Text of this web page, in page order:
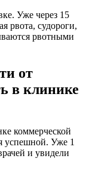
Уже через 15
рвота, судороги,
рвотными
от
в клинике
коммерческой
успешной. Уже 1
и увидели